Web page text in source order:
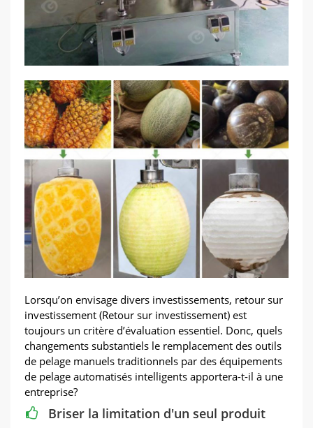
Lorsqu’on envisage divers investissements, retour sur
investissement (Retour sur investissement) est
toujours un critère d’évaluation essentiel. Donc, quels
changements substantiels le remplacement des outils
de pelage manuels traditionnels par des équipements
de pelage automatisés intelligents apportera-t-il à une
entreprise?
Briser la limitation d'un seul produit